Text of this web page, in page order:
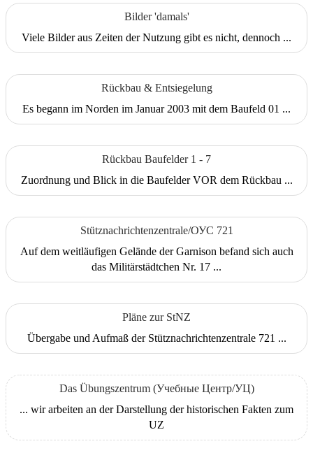
Bilder 'damals'
Viele Bilder aus Zeiten der Nutzung gibt es nicht, dennoch ...
Rückbau & Entsiegelung
Es begann im Norden im Januar 2003 mit dem Baufeld 01 ...
Rückbau Baufelder 1 - 7
Zuordnung und Blick in die Baufelder VOR dem Rückbau ...
Stütznachrichtenzentrale/ОУС 721
Auf dem weitläufigen Gelände der Garnison befand sich auch
das Militärstädtchen Nr. 17 ...
Pläne zur StNZ
Übergabe und Aufmaß der Stütznachrichtenzentrale 721 ...
Das Übungszentrum (Учебные Центр/УЦ)
... wir arbeiten an der Darstellung der historischen Fakten zum
UZ